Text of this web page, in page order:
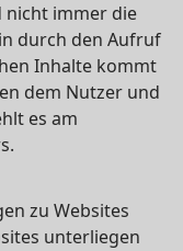
nicht immer die
durch den Aufruf
Inhalte kommt
dem Nutzer und
es am
zu Websites
unterliegen